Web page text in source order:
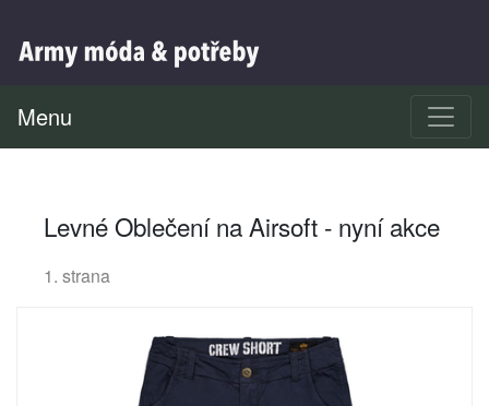
Menu
Levné Oblečení na Airsoft - nyní akce
1. strana